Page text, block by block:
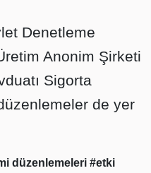
Denetleme
Anonim Şirketi
Sigorta
de yer
düzenlemeleri #etki